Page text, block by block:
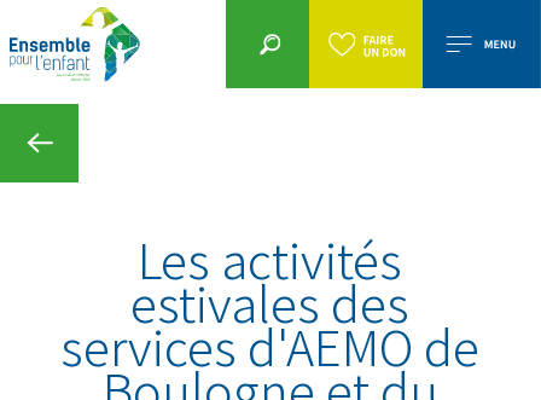
Les activités
estivales des
services d'AEMO de